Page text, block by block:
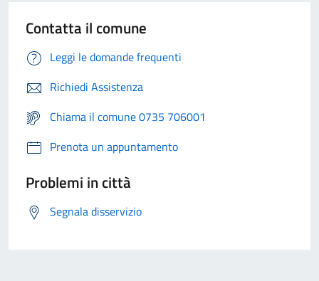
Contatta il comune
Leggi le domande frequenti
Richiedi Assistenza
Chiama il comune 0735 706001
Prenota un appuntamento
Problemi in città
Segnala disservizio